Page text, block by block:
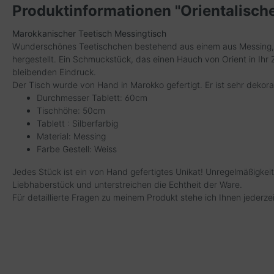
Produktinformationen
Marokkanischer Teetisch Messingtisch
Wunderschönes Teetischchen bestehend aus einem aus
hergestellt. Ein Schmuckstück, das einen Hauch von Orient in
bleibenden Eindruck.
Der Tisch wurde von Hand in Marokko gefertigt. Er ist sehr
Durchmesser Tablett: 60cm
Tischhöhe: 50cm
Tablett : Silberfarbig
Material: Messing
Farbe Gestell: Weiss
Jedes Stück ist ein von Hand gefertigtes Unikat!
Liebhaberstück und unterstreichen die Echtheit der Ware.
Für detaillierte Fragen zu meinem Produkt stehe ich Ihnen